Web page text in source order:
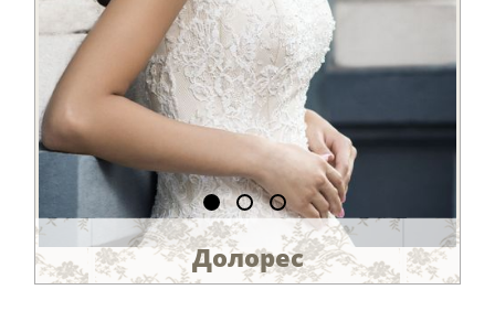
Долорес